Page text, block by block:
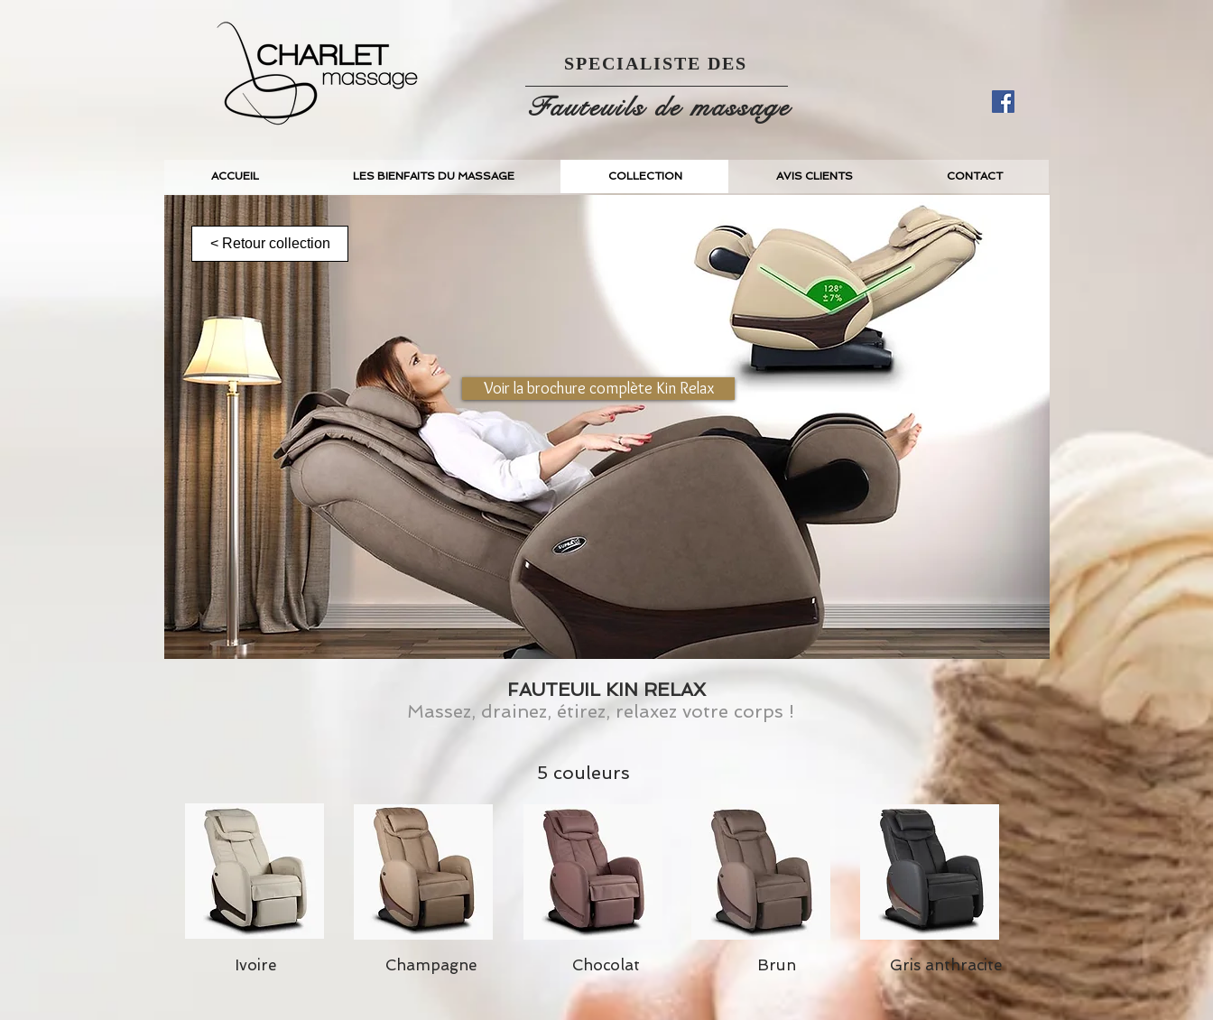
SPECIALISTE DES
Fauteuils de massage
ACCUEIL LES BIENFAITS DU MASSAGE COLLECTION AVIS CLIENTS CONTACT
Voir la brochure complète Kin Relax
< Retour collection
FAUTEUIL KIN RELAX
Massez, drainez, étirez, relaxez votre corps !
5 couleurs
Ivoire Champagne Chocolat Brun Gris anthracite